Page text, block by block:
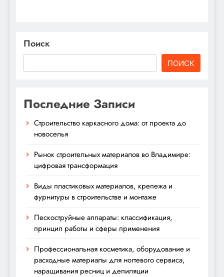
Поиск
ПОИСК
Последние Записи
Строительство каркасного дома: от проекта до
новоселья
Рынок строительных материалов во Владимире:
цифровая трансформация
Виды пластиковых материалов, крепежа и
фурнитуры в строительстве и монтаже
Пескоструйные аппараты: классификация,
принцип работы и сферы применения
Профессиональная косметика, оборудование и
расходные материалы для ногтевого сервиса,
наращивания ресниц и депиляции